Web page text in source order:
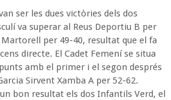
ser les dues victòries dels dos
va superar al Reus Deportiu B per
per 49-40, resultat que el fa
directe. El Cadet Femení se situa
amb el primer i el segon després
Sirvent Xamba A per 52-62.
bon resultat els dos Infantils Verd, el